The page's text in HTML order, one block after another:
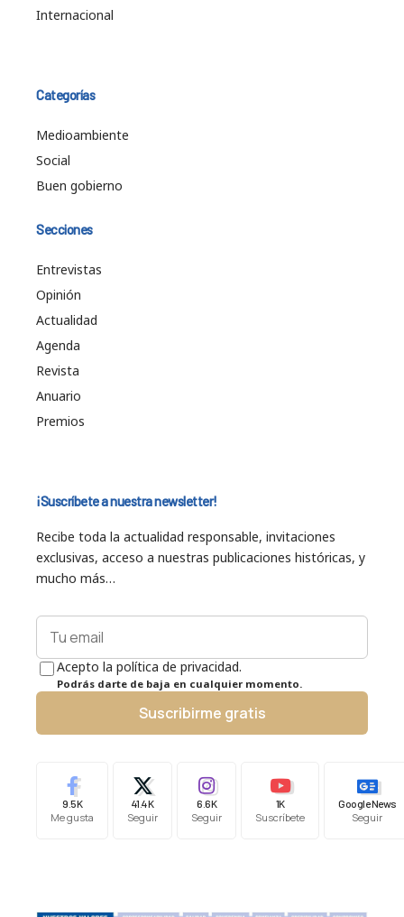
Internacional
Categorías
Medioambiente
Social
Buen gobierno
Secciones
Entrevistas
Opinión
Actualidad
Agenda
Revista
Anuario
Premios
¡Suscríbete a nuestra newsletter!
Recibe toda la actualidad responsable, invitaciones
exclusivas, acceso a nuestras publicaciones históricas, y
mucho más…
Acepto la política de privacidad.
Podrás darte de baja en cualquier momento.
Suscribirme gratis
9.5K
Me gusta
41.4K
Seguir
6.6K
Seguir
1K
Suscríbete
Google News
Seguir